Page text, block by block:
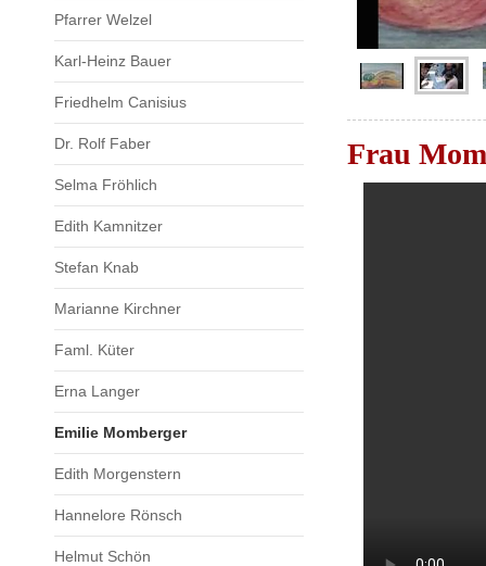
Pfarrer Welzel
Karl-Heinz Bauer
Friedhelm Canisius
Dr. Rolf Faber
Selma Fröhlich
Edith Kamnitzer
Stefan Knab
Marianne Kirchner
Faml. Küter
Erna Langer
Emilie Momberger
Edith Morgenstern
Hannelore Rönsch
Helmut Schön
Frau